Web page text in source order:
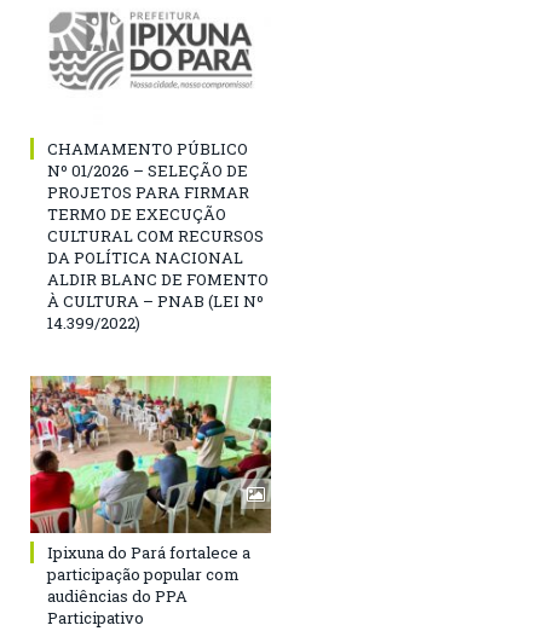
CHAMAMENTO PÚBLICO
Nº 01/2026 – SELEÇÃO DE
PROJETOS PARA FIRMAR
TERMO DE EXECUÇÃO
CULTURAL COM RECURSOS
DA POLÍTICA NACIONAL
ALDIR BLANC DE FOMENTO
À CULTURA – PNAB (LEI Nº
14.399/2022)
Ipixuna do Pará fortalece a
participação popular com
audiências do PPA
Participativo